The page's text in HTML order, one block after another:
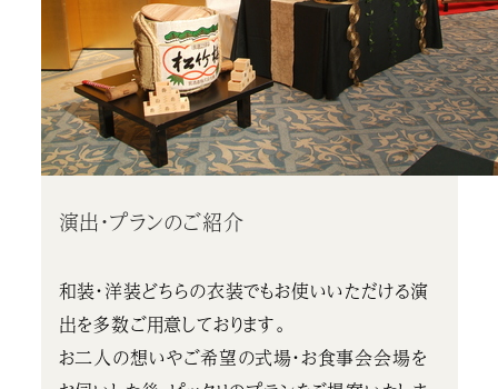
演出・プランのご紹介
和装・洋装どちらの衣装でもお使いいただける演
出を多数ご用意しております。
お二人の想いやご希望の式場・お食事会会場を